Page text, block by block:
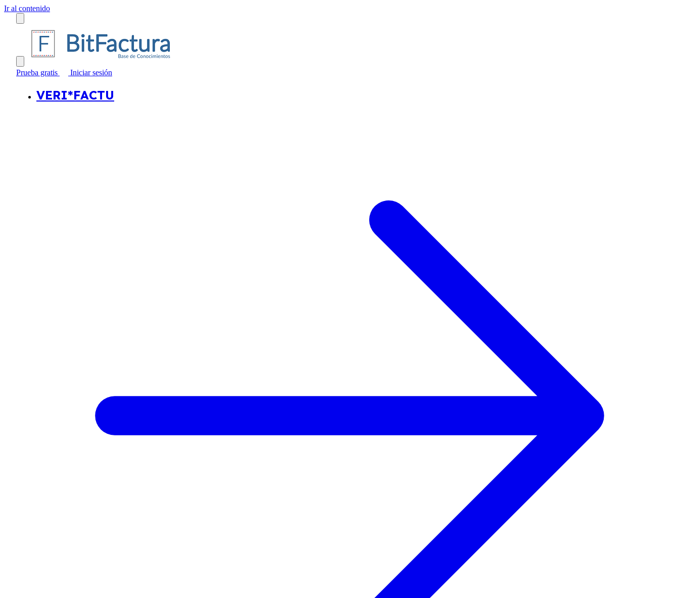
Ir al contenido
Prueba gratis Iniciar sesión
VERI*FACTU